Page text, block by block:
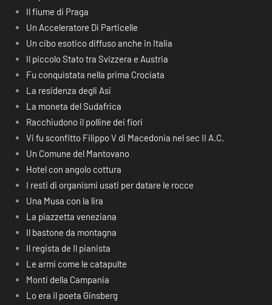
Il fiume di Praga
Un Acceleratore Di Particelle
Un cibo esotico diffuso anche in Italia
Il piccolo Stato tra Svizzera e Austria
Fu conquistata nella prima Crociata
La residenza degli Asi
La moneta del Sudafrica
Racchiudono il polline dei fiori
Vi fu sconfitto Filippo V di Macedonia nel sec II A.C.
Un Comune del Mantovano
Hotel con angolo cottura
I resti di organismi usati per datare le rocce
Una Musa con la lira
La piazzetta veneziana
Il bastone da montagna
Il regista de Il pianista
Le armi come le catapulte
Monti della Campania
Lo era il poeta Ginsberg